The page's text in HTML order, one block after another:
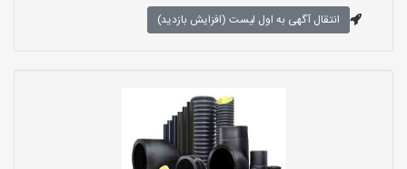
انتقال آگهی به اول لیست (افزایش بازدید)